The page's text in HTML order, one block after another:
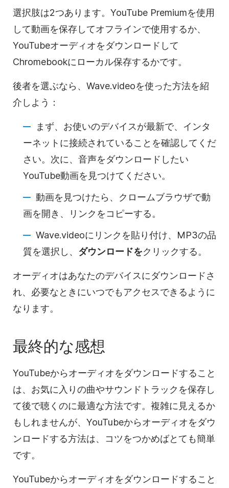
選択肢は2つあります。YouTube Premiumを使用
して動画を保存してオフラインで使用するか、
YouTubeオーディオをダウンロードして
Chromebookにローカル保存するかです。
後者を選ぶなら、Wave.videoを使った方法を紹
介しよう：
まず、お使いのデバイスが最新で、インタ
ーネットに接続されていることを確認してくだ
さい。次に、音声をダウンロードしたい
YouTube動画を見つけてください。
動画を見つけたら、クロームブラウザで動
画を開き、リンクをコピーする。
Wave.videoにリンクを貼り付け、MP3の品
質を選択し、 ダウンロードをクリックする。
オーディオはあなたのデバイスにダウンロードさ
れ、必要なときにいつでもアクセスできるように
なります。
最終的な感想
YouTubeからオーディオをダウンロードすること
は、お気に入りの曲やサウンドトラックを保存し
て後で聴くのに最適な方法です。複雑に見えるか
もしれませんが、YouTubeからオーディオをダウ
ンロードする方法は、コツをつかめばとても簡単
です。
YouTubeからオーディオをダウンロードすること